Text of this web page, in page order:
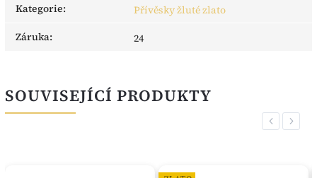
Kategorie:
Přívěsky žluté zlato
Záruka: 24
SOUVISEJÍCÍ PRODUKTY
Previous
Next